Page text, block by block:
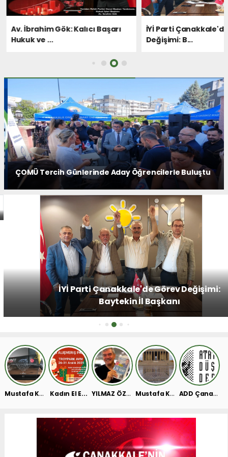
Av. İbrahim Gök: Kalıcı Başarı
Hukuk ve ...
İYİ Parti
Değişimi: B...
ÇOMÜ Tercih Günlerinde Aday Öğrencilerle Buluştu
İYİ Parti Çanakkale'de Görev Değişimi:
Baytekin İl Başkanı
Mustafa Ke... Kadın El E... YILMAZ ÖZD... Mustafa Ke... ADD Çanakk...